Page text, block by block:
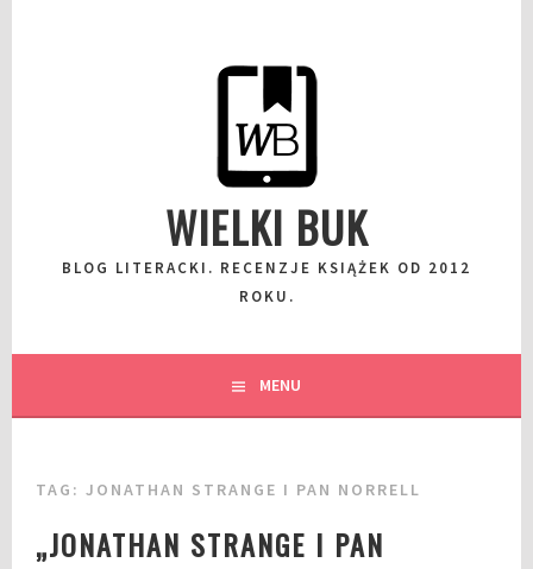
WIELKI BUK
BLOG LITERACKI. RECENZJE KSIĄŻEK OD 2012
ROKU.
MENU
TAG:JONATHAN STRANGE I PAN NORRELL
„JONATHAN STRANGE I PAN